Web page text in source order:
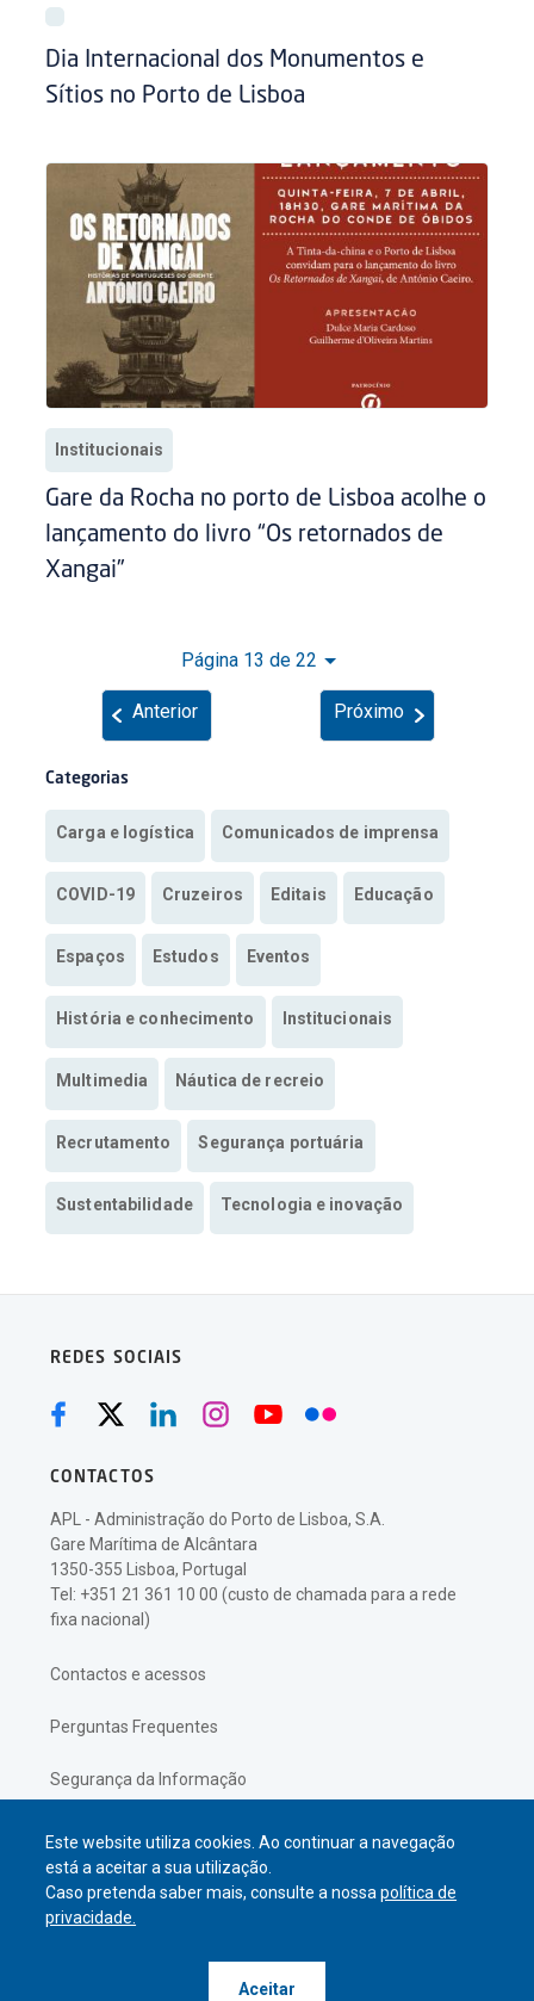
Este website utiliza cookies. Ao continuar a navegação
está a aceitar a sua utilização.
Caso pretenda saber mais, consulte a nossapolítica de
privacidade.
Aceitar
Dia Internacional dos Monumentos e
Sítios no Porto de Lisboa
Institucionais
Gare da Rocha no porto de Lisboa acolhe o
lançamento do livro “Os retornados de
Xangai”
Página 13 de 22
Anterior Próximo
Categorias
Carga e logística Comunicados de imprensa
COVID-19 Cruzeiros Editais Educação
Espaços Estudos Eventos
História e conhecimento Institucionais
Multimedia Náutica de recreio
Recrutamento Segurança portuária
Sustentabilidade Tecnologia e inovação
REDES SOCIAIS
CONTACTOS
APL - Administração do Porto de Lisboa, S.A.
Gare Marítima de Alcântara
1350-355 Lisboa, Portugal
Tel: +351 21 361 10 00 (custo de chamada para a rede
fixa nacional)
Contactos e acessos
Perguntas Frequentes
Segurança da Informação
Política de Privacidade
© APL Administração do Porto de